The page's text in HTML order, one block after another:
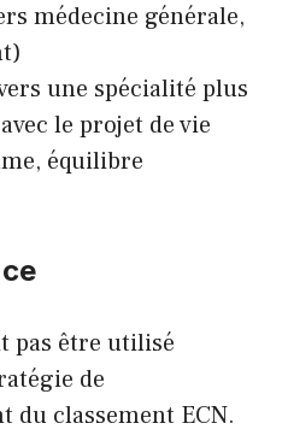
médecine générale,
une spécialité plus
le projet de vie
équilibre
pas être utilisé
de
du classement ECN.